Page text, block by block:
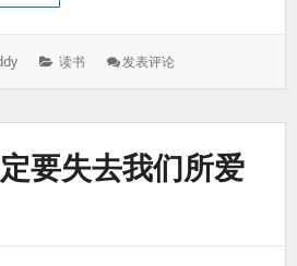
分
读书 发表评论: 奈
业
理
要失去我们所爱